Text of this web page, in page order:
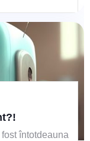
întotdeauna